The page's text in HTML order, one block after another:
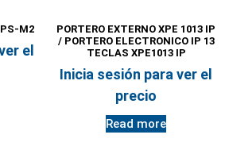
M2
el
PORTERO EXTERNO XPE 1013 IP
/ PORTERO ELECTRONICO IP 13
TECLAS XPE1013 IP
Inicia sesión para ver el
precio
Read more